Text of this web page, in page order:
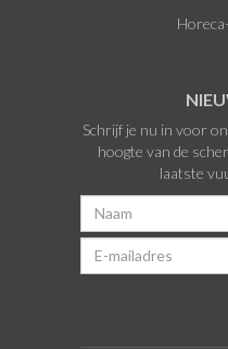
Schrijf je nu in voor
hoogte van de
laatste